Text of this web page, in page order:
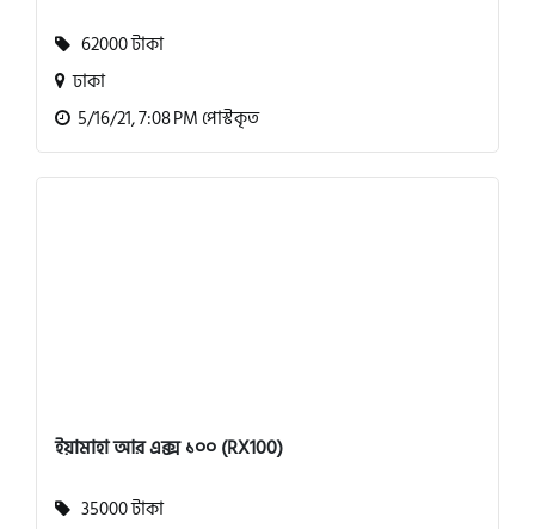
62000 টাকা
ঢাকা
5/16/21, 7:08 PM পোস্টকৃত
ইয়ামাহা আর এক্স ১০০ (RX100)
35000 টাকা